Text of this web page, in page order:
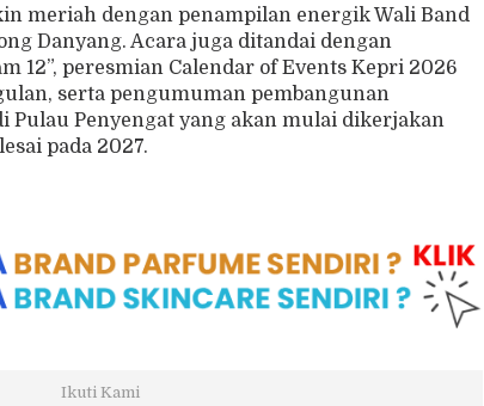
meriah dengan penampilan energik Wali Band
Danyang. Acara juga ditandai dengan
12”, peresmian Calendar of Events Kepri 2026
serta pengumuman pembangunan
Pulau Penyengat yang akan mulai dikerjakan
pada 2027.
Ikuti Kami